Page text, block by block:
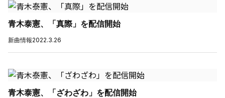
青木泰憲、「真際」を配信開始
新曲情報2022.3.26
青木泰憲、「ざわざわ」を配信開始